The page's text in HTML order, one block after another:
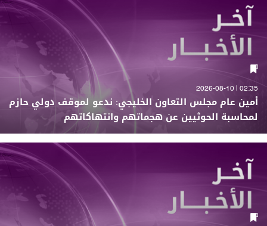
02:35 | 2026-08-10
أمين عام مجلس التعاون الخليجي: ندعو لموقف دولي حازم
لمحاسبة الحوثيين عن هجماتهم وانتهاكاتهم